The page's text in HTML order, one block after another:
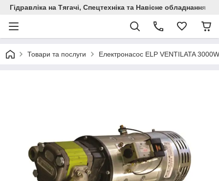
Гідравліка на Тягачі, Спецтехніка та Навісне обладнання
Товари та послуги Електронасос ELP VENTILATA 3000W